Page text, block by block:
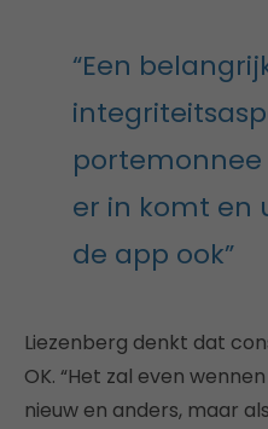
“Een
portemonnee
er in komt en
de app ook”
Liezenberg denkt dat
OK. “Het zal even
nieuw en anders, maar